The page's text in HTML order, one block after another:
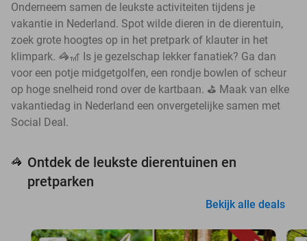
Onderneem samen de leukste activiteiten tijdens je
vakantie in Nederland. Spot wilde dieren in de dierentuin,
zoek grote hoogtes op in het pretpark of klauter in het
klimpark. 🦓🎢 Is je gezelschap lekker fanatiek? Ga dan
voor een potje midgetgolfen, een rondje bowlen of scheur
op hoge snelheid rond over de kartbaan. ⛳ Maak van elke
vakantiedag in Nederland een onvergetelijke samen met
Social Deal.
🦓 Ontdek de leukste dierentuinen en
pretparken
Bekijk alle deals